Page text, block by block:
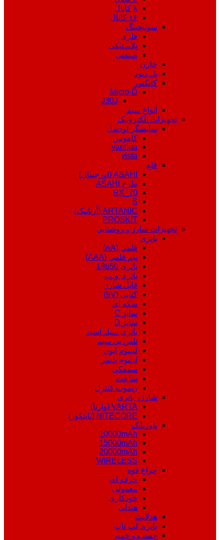
۸ کانال
۱۶ کانال
سوئیچینگ
فلزی
پلاستیکی
صنعتی
خازن
پل دیود
کانکتور
Micro-D
J30J
انواع سیم
تجهیزات الکترونیک
نمایشگر لودسل
کاموس
yaohua
vista
قلع
ASAHI (اورجینال)
طرح ASAHI
RX_70
S
ARTANIC (آرتانیک)
PROSKIT
تجهیزات شارژ و روشنایی
باتری
قلمی (AA)
نیم قلمی (AAA)
باتری 18650
باتری ویپ
قابل شارژ
کتابی (9V)
سکه ای
سایز C
سایز D
باتری سیلد اسید
تلفن بی سیم
لیتیوم ایون
لیتیوم پلیمر
سمعکی
ساعت
ریموت کنترل
شارژر باتری
VARTA (وارتا)
NITECORE (نایتکور)
پاوربانک
10000mAh
15000mAh
20000mAh
WIRELESS
چراغ قوه
حرفه ای
معمولی
خودکاری
هندلی
هدلایت
باتری لپ تاپ
چسب و خمیر